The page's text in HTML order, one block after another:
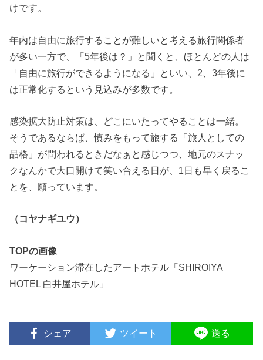
けです。
年内は自由に旅行することが難しいと考える旅行関係者
が多い一方で、「5年後は？」と聞くと、ほとんどの人は
「自由に旅行ができるようになる」といい、2、3年後に
は正常化するという見込みが多数です。
感染拡大防止対策は、どこにいたってやることは一緒。
そうであるならば、慎みをもって旅する「旅人としての
品格」が問われるときだなぁと感じつつ、地元のスナッ
クなんかで大口開けて笑い合える日が、1日も早く戻るこ
とを、願っています。
（コヤナギユウ）
TOPの画像
ワーケーション滞在したアートホテル「SHIROIYA
HOTEL 白井屋ホテル」
シェア ツイート 送る